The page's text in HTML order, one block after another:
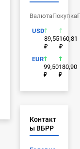
ВалютаПокупка
USD
89,55
₽
160,81
₽
EUR
99,50
₽
180,90
₽
Контакт
ы ВБРР